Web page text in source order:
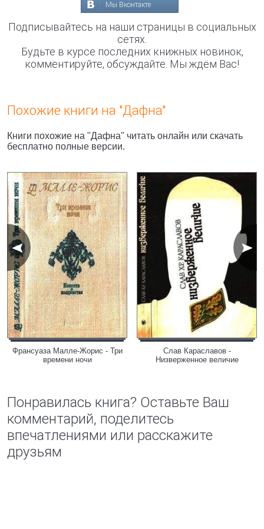
Мы Вконтакте
Подписывайтесь на наши страницы в социальных
сетях.
Будьте в курсе последних книжных новинок,
комментируйте, обсуждайте. Мы ждём Вас!
Похожие книги на "Дафна"
Книги похожие на "Дафна" читать онлайн или скачать
бесплатно полные версии.
Франсуаза Малле-Жорис - Три
времени ночи
Слав Караславов -
Низверженное величие
Понравилась книга? Оставьте Ваш
комментарий, поделитесь
впечатлениями или расскажите
друзьям